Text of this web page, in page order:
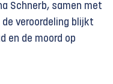
Schnerb, samen met
veroordeling blijkt
en de moord op